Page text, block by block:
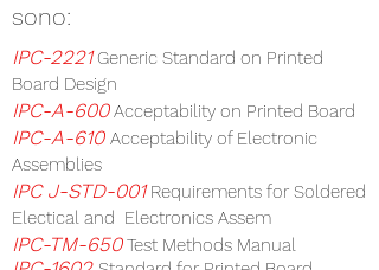
sono:
IPC-2221 Generic Standard on Printed
Board Design
IPC-A-600 Acceptability on Printed Board
IPC-A-610 Acceptability of Electronic
Assemblies
IPC J-STD-001 Requirements for Soldered
Electical and Electronics Assem
IPC-TM-650 Test Methods Manual